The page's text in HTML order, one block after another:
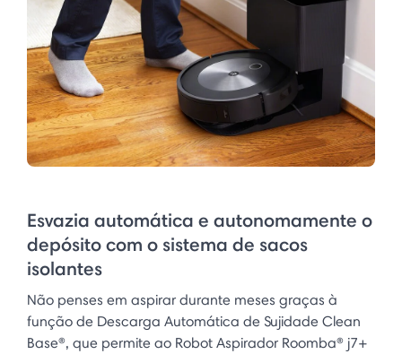
Esvazia automática e autonomamente o
depósito com o sistema de sacos
isolantes
Não penses em aspirar durante meses graças à
função de Descarga Automática de Sujidade Clean
Base®, que permite ao Robot Aspirador Roomba® j7+